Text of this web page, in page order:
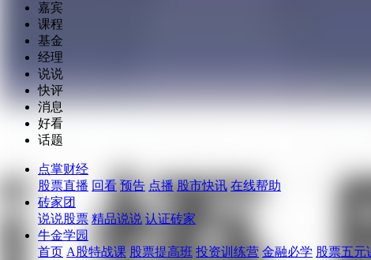
嘉宾
课程
基金
经理
说说
快评
消息
好看
话题
点掌财经
股票直播 回看 预告 点播 股市快讯 在线帮助
砖家团
说说股票 精品说说 认证砖家
牛金学园
首页 A股特战课 股票提高班 投资训练营 金融必学 股票五元